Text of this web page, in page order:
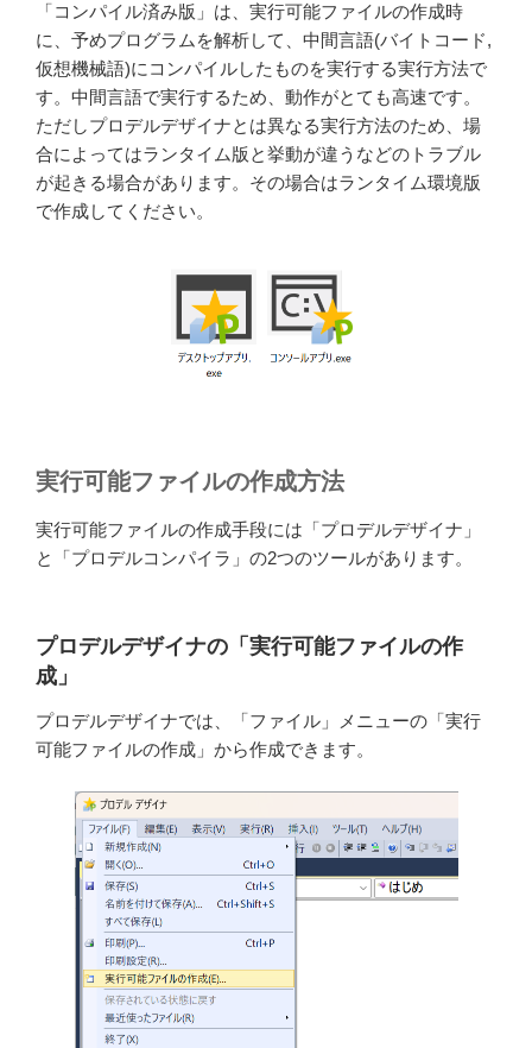
「コンパイル済み版」は、実行可能ファイルの作成時
に、予めプログラムを解析して、中間言語(バイトコード,
仮想機械語)にコンパイルしたものを実行する実行方法で
す。中間言語で実行するため、動作がとても高速です。
ただしプロデルデザイナとは異なる実行方法のため、場
合によってはランタイム版と挙動が違うなどのトラブル
が起きる場合があります。その場合はランタイム環境版
で作成してください。
実行可能ファイルの作成方法
実行可能ファイルの作成手段には「プロデルデザイナ」
と「プロデルコンパイラ」の2つのツールがあります。
プロデルデザイナの「実行可能ファイルの作
成」
プロデルデザイナでは、「ファイル」メニューの「実行
可能ファイルの作成」から作成できます。